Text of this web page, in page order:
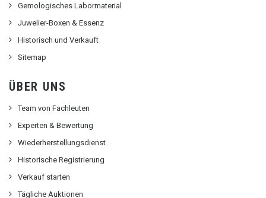
Gemologisches Labormaterial
Juwelier-Boxen & Essenz
Historisch und Verkauft
Sitemap
ÜBER UNS
Team von Fachleuten
Experten & Bewertung
Wiederherstellungsdienst
Historische Registrierung
Verkauf starten
Tägliche Auktionen